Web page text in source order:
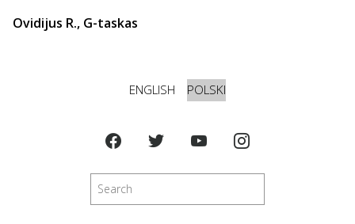
Ovidijus R., G-taskas
ENGLISH POLSKI